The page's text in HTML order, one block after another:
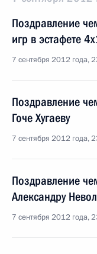
Поздравление
игр в эстафете
7 сентября 2012 года,
Поздравление
Гоче Хугаеву
7 сентября 2012 года,
Поздравление
Александру
7 сентября 2012 года,